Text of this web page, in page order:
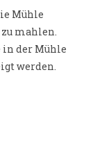
Mühle
mahlen.
der Mühle
werden.